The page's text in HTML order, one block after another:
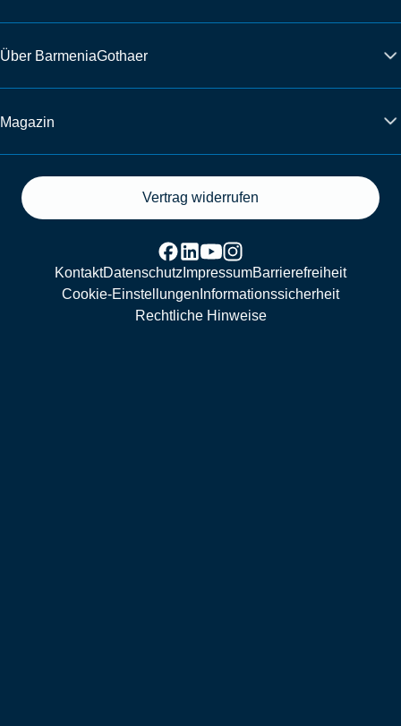
Über BarmeniaGothaer
Magazin
Vertrag widerrufen
KontaktDatenschutz ImpressumBarrierefreiheit
Cookie-Einstellungen Informationssicherheit
Rechtliche Hinweise